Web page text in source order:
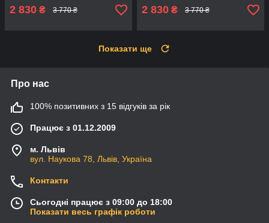
2 830 ₴ 3 770 ₴ 2 830 ₴ 3 770 ₴
Показати ще
Про нас
100% позитивних з 15 відгуків за рік
Працює з 01.12.2009
м. Львів
вул. Наукова 78, Львів, Україна
Контакти
Сьогодні працює з 09:00 до 18:00
Показати весь графік роботи